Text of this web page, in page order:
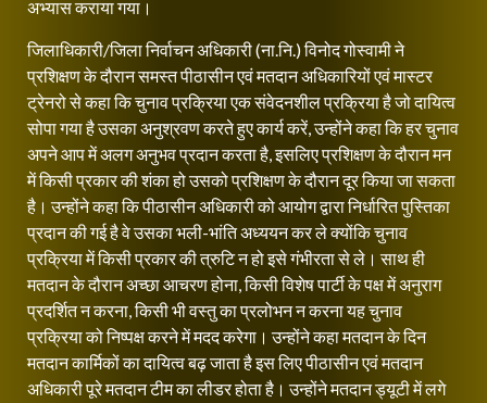
अभ्यास कराया गया।
जिलाधिकारी/जिला निर्वाचन अधिकारी (ना.नि.) विनोद गोस्वामी ने
प्रशिक्षण के दौरान समस्त पीठासीन एवं मतदान अधिकारियों एवं मास्टर
ट्रेनरो से कहा कि चुनाव प्रक्रिया एक संवेदनशील प्रक्रिया है जो दायित्व
सोपा गया है उसका अनुश्रवण करते हुए कार्य करें, उन्होंने कहा कि हर चुनाव
अपने आप में अलग अनुभव प्रदान करता है, इसलिए प्रशिक्षण के दौरान मन
में किसी प्रकार की शंका हो उसको प्रशिक्षण के दौरान दूर किया जा सकता
है‌। उन्होंने कहा कि पीठासीन अधिकारी को आयोग द्वारा निर्धारित पुस्तिका
प्रदान की गई है वे उसका भली-भांति अध्ययन कर ले क्योंकि चुनाव
प्रक्रिया में किसी प्रकार की त्रुटि न हो इसे गंभीरता से ले। साथ ही
मतदान के दौरान अच्छा आचरण होना, किसी विशेष पार्टी के पक्ष में अनुराग
प्रदर्शित न करना, किसी भी वस्तु का प्रलोभन न करना यह चुनाव
प्रक्रिया को निष्पक्ष करने में मदद करेगा। उन्होंने कहा मतदान के दिन
मतदान कार्मिकों का दायित्व बढ़ जाता है इस लिए पीठासीन एवं मतदान
अधिकारी पूरे मतदान टीम का लीडर होता है। उन्होंने मतदान ड्यूटी में लगे